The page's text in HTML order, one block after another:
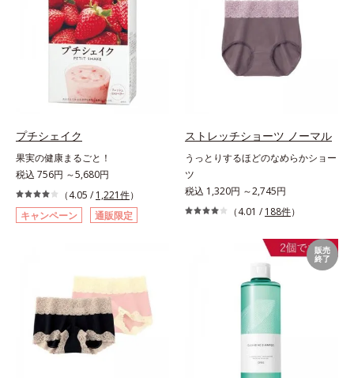
プチシェイク
果実の健康まるごと！
税込 756円 ～5,680円
（4.05 / 1,221件）
キャンペーン
通販限定
ストレッチショーツ ノーマル
うっとりするほどのなめらかショー
ツ
税込 1,320円 ～2,745円
（4.01 / 188件）
販売
終了